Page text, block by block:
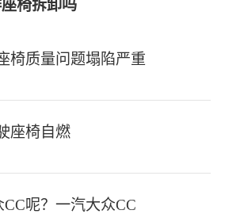
椅拆卸吗
椅质量问题塌陷严重
座椅自燃
呢？一汽大众CC